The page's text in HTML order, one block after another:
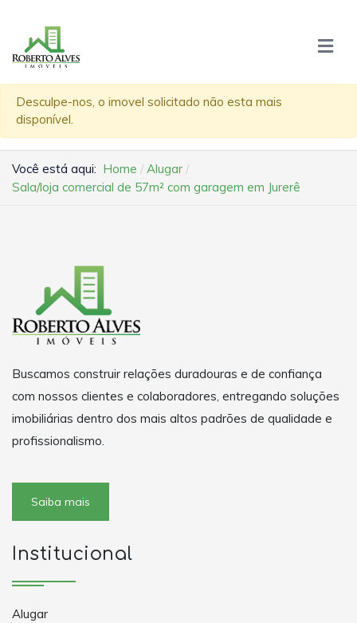
Desculpe-nos, o imovel solicitado não esta mais
disponível.
Você está aqui: Home
Alugar
Sala/loja comercial de 57m² com garagem em Jurerê
Buscamos construir relações duradouras e de confiança
com nossos clientes e colaboradores, entregando soluções
imobiliárias dentro dos mais altos padrões de qualidade e
profissionalismo.
Saiba mais
Institucional
Alugar